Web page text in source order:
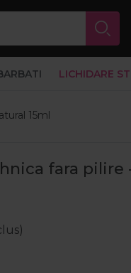
LICHIDARE
15ml
fara pilire